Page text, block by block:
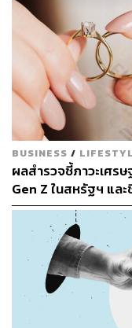
แต่หลังจากฉากแรก
นั้นกับครอบครัวที่โอ
ปลายทางของความ
ที่สุด หนังกลับค่อย ๆ
กว่า แต่มีความหมาย
สัมพันธ์ และช่วงเวล
สิ่งที่หนังโฆษณาชิ้นนี้ท
ไม่ใช่แค่การมีมากขึ้
เราจริง ๆ ภาพการเ
เพียงฉากหน้า ก่อนค่
หมายก็ต่อเมื่อมันช่วย
ครอบครัว ความสัมพั
BUSINESS /
ผลสำรวจชี้ภาวะเศ
Gen Z ในสหรัฐฯ แล
ไม่ได้